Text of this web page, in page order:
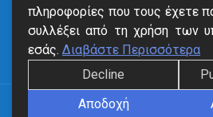
Δήλωση Βλάβης
Αιτήσεις
ΔΙΑΔ.Ε.Υ.Α. Δήμων Κεφαλονιάς ©
πληροφορίες που τους έχετε
συλλέξει από τη χρήση των
εσάς. Διαβάστε Περισσότερα
Decline
Αποδοχή